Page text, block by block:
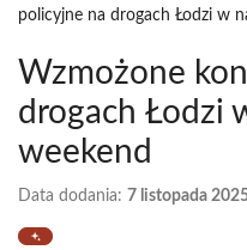
policyjne na drogach Łodzi w
Wzmożone
drogach Łodzi
weekend
Data dodania: 7 listopada